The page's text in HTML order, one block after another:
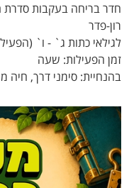
חדר בריחה בעקבות סדרת
רון-פדר
לגילאי כתות ג` - ו`
זמן הפעילות: שעה
בהנחיית: סימני דרך, חיה